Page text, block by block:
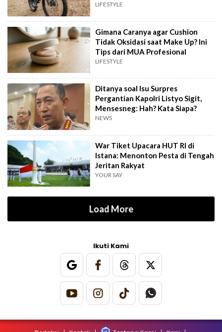
LIFESTYLE
Gimana Caranya agar Cushion
Tidak Oksidasi saat Make Up? Ini
Tips dari MUA Profesional
LIFESTYLE
Ditanya soal Isu Surpres
Pergantian Kapolri Listyo Sigit,
Mensesneg: Hah? Kata Siapa?
NEWS
War Tiket Upacara HUT RI di
Istana: Menonton Pesta di Tengah
Jeritan Rakyat
YOUR SAY
Load More
Ikuti Kami